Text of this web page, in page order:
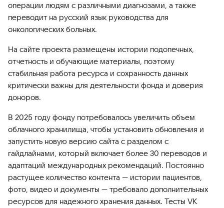
операции людям с различными диагнозами, а также
переводит на русский язык руководства для
онкологических больных.
На сайте проекта размещены истории подопечных,
отчетность и обучающие материалы, поэтому
стабильная работа ресурса и сохранность данных
критически важны для деятельности фонда и доверия
доноров.
В 2025 году фонду потребовалось увеличить объем
облачного хранилища, чтобы установить обновления и
запустить новую версию сайта с разделом с
гайдлайнами, который включает более 30 переводов и
адаптаций международных рекомендаций. Постоянно
растущее количество контента — истории пациентов,
фото, видео и документы — требовало дополнительных
ресурсов для надежного хранения данных. Тесты VK